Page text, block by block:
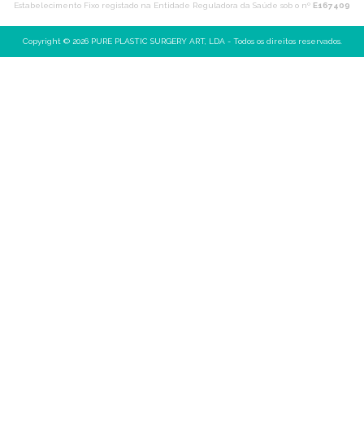
Estabelecimento Fixo registado na Entidade Reguladora da Saúde sob o nº E167409
Copyright © 2026 PURE PLASTIC SURGERY ART, LDA - Todos os direitos reservados.